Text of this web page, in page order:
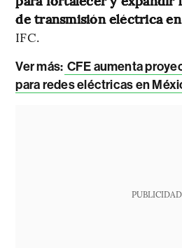
de transmisión eléctrica
IFC.
Ver más: CFE aumenta
para redes eléctricas en
PUBLICIDAD